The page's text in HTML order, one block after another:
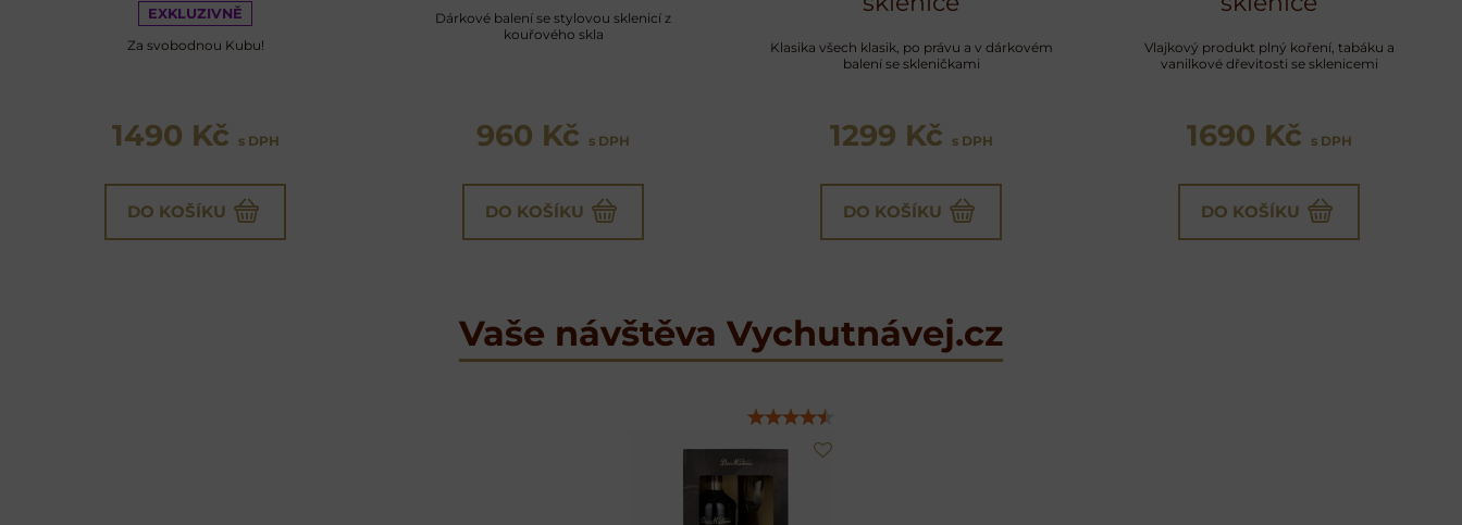
EXKLUZIVNĚ
Za svobodnou Kubu!
1490 Kč s DPH
DO KOŠÍKU
Dárkové balení se stylovou sklenicí z
kouřového skla
960 Kč s DPH
DO KOŠÍKU
Klasika všech klasik, po právu a v dárkovém
balení se skleničkami
1299 Kč s DPH
DO KOŠÍKU
Vlajkový produkt plný koření, tabáku a
vanilkové dřevitosti se sklenicemi
1690 Kč s DPH
DO KOŠÍKU
Vaše návštěva Vychutnávej.cz